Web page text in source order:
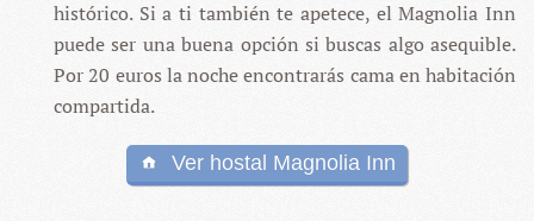
histórico. Si a ti también te apetece, el Magnolia Inn
puede ser una buena opción si buscas algo asequible.
Por 20 euros la noche encontrarás cama en habitación
compartida.
Ver hostal Magnolia Inn